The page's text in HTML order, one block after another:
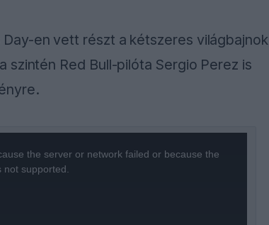
en vett részt a kétszeres
Red Bull-pilóta Sergio Perez is
the server or network failed or because the
not supported.